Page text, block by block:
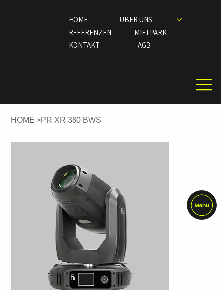
HOME
ÜBER UNS
REFERENZEN
MIETPARK
KONTAKT
AGB
HOME >PR XR 380 BWS